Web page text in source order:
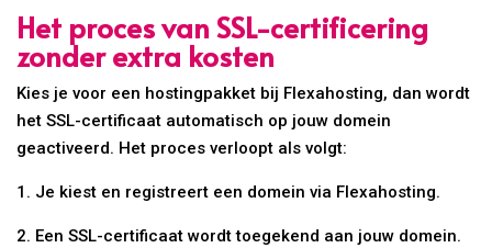
Het proces van SSL-certificering
zonder extra kosten
Kies je voor een hostingpakket bij Flexahosting, dan wordt
het SSL-certificaat automatisch op jouw domein
geactiveerd. Het proces verloopt als volgt:
1. Je kiest en registreert een domein via Flexahosting.
2. Een SSL-certificaat wordt toegekend aan jouw domein.